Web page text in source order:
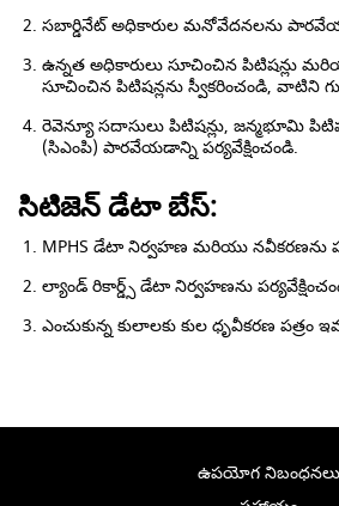
సబార్డినేట్ అధికారుల మనోవేదనలను
ఉన్నత అధికారులు సూచించిన పిటిషన్లు
సూచించిన పిటిషన్లను స్వీకరించండి, వాటిని
రెవెన్యూ సదాసులు పిటిషన్లు, జన్మభూమి
(సిఎంపి) పారవేయడాన్ని పర్యవేక్షించండి.
సిటిజెన్ డేటా బేస్:
MPHS డేటా నిర్వహణ మరియు నవీకరణను
ల్యాండ్ రికార్డ్స్ డేటా నిర్వహణను
ఎంచుకున్న కులాలకు కుల ధృవీకరణ పత్రం
ఉపయోగ నిబంధనలు